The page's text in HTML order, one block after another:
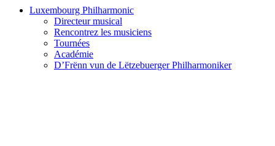
Luxembourg Philharmonic
Directeur musical
Rencontrez les musiciens
Tournées
Académie
D’Frënn vun de Lëtzebuerger Philharmoniker